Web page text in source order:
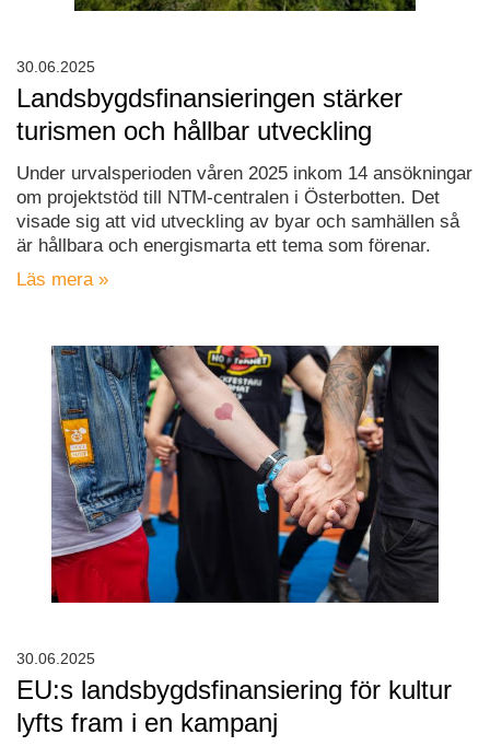
Landsbygdsfinansieringen stärker
turismen och hållbar utveckling
Under urvalsperioden våren 2025 inkom 14 ansökningar
om projektstöd till NTM-centralen i Österbotten. Det
visade sig att vid utveckling av byar och samhällen så
är hållbara och energismarta ett tema som förenar.
Läs mera »
30.06.2025
EU:s landsbygdsfinansiering för kultur
lyfts fram i en kampanj
30.06.2025